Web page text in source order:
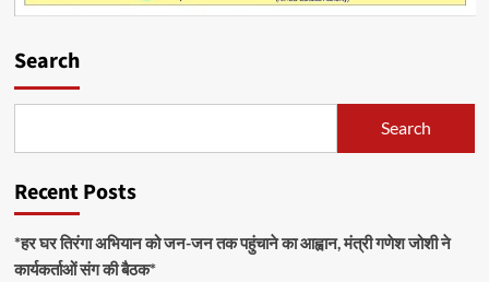
Search
Search
Recent Posts
*हर घर तिरंगा अभियान को जन-जन तक पहुंचाने का आह्वान, मंत्री गणेश जोशी ने
कार्यकर्ताओं संग की बैठक*